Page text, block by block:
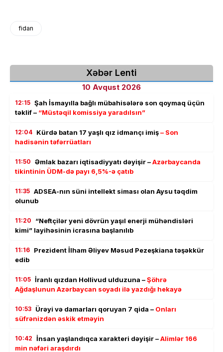
fidan
Xəbər Lenti
10 Avqust 2026
12:15 Şah İsmayılla bağlı mübahisələrə son qoymaq üçün
təklif – “Müstəqil komissiya yaradılsın”
12:04 Kürdə batan 17 yaşlı qız idmançı imiş– Son
hadisənin təfərrüatları
11:50 Əmlak bazarı iqtisadiyyatı dəyişir –Azərbaycanda
tikintinin ÜDM-də payı 6,5%-ə çatıb
11:35 ADSEA-nın süni intellekt siması olan Aysu təqdim
olunub
11:20
“Neftçilər yeni dövrün yaşıl enerji mühəndisləri
kimi” layihəsinin icrasına başlanılıb
11:16 Prezident İlham Əliyev Məsud Pezeşkiana təşəkkür
edib
11:05 İranlı qızdan Hollivud ulduzuna –Şöhrə
Ağdaşlunun Azərbaycan soyadı ilə yazdığı hekayə
10:53 Ürəyi və damarları qoruyan 7 qida – Onları
süfrənizdən əskik etməyin
10:42 İnsan yaşlandıqca xarakteri dəyişir –Alimlər 166
min nəfəri araşdırdı